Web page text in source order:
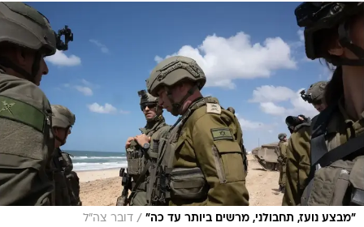
"מבצע נועז, תחבולני, מרשים ביותר עד כה" / דובר צה"ל